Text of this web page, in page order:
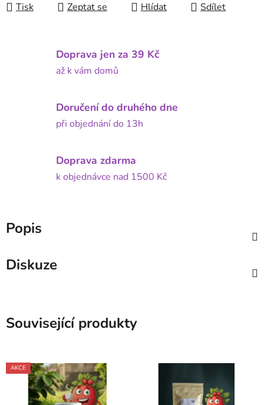
Tisk Zeptat se Hlídat Sdílet
Doprava jen za 39 Kč
až k vám domů
Doručení do druhého dne
při objednání do 13h
Doprava zdarma
k objednávce nad 1500 Kč
Popis
Diskuze
Související produkty
AKCE